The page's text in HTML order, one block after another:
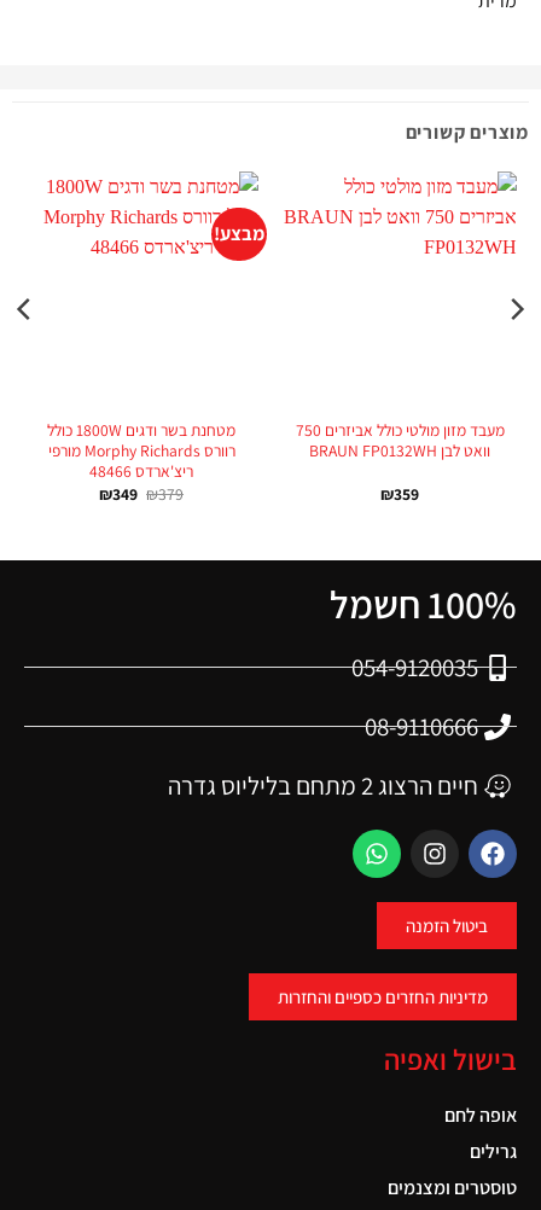
מוצרים קשורים
מעבד מזון מולטי כולל אביזרים 750
וואט לבן BRAUN FP0132WH
₪359
מבצע!
מטחנת בשר ודגים 1800W‏ כולל
רוורס Morphy Richards מורפי
ריצ'ארדס 48466
₪379
₪349
100% חשמל
054-9120035
08-9110666
חיים הרצוג 2 מתחם בליליוס גדרה
ביטול הזמנה
מדיניות החזרים כספיים והחזרות
בישול ואפיה
אופה לחם
גרילים
טוסטרים ומצנמים